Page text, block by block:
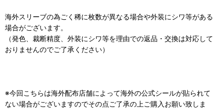
海外スリーブの為ごく稀に枚数が異なる場合や外装にシワ等がある
場合がございます。
（発色、裁断精度、外装にシワ等を理由での返品・交換は対応して
おりませんのでご了承ください）
※今回こちらは海外配布店舗によって海外の公式シールが貼られて
ない場合がございますのでその点ご了承の上ご購入お願い致しま